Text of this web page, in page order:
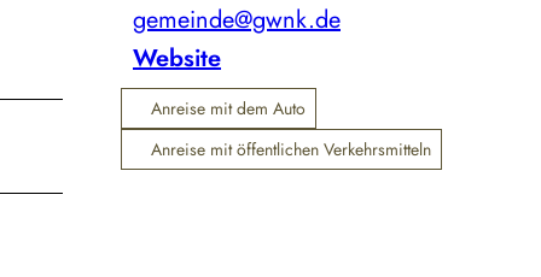
gemeinde@gwnk.de
Website
Anreise mit dem Auto
Anreise mit öffentlichen Verkehrsmitteln